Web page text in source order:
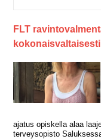
FLT
ajatus opiskella alaa
terveysopisto